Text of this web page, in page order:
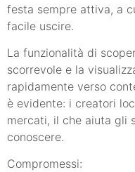
festa sempre attiva, a
facile uscire.
La funzionalità di
scorrevole e la
rapidamente verso
è evidente: i creatori
mercati, il che aiuta gli
conoscere.
Compromessi: